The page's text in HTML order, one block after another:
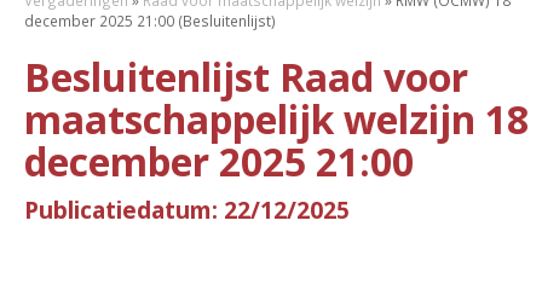
december 2025 21:00 (Besluitenlijst)
Besluitenlijst Raad voor
maatschappelijk welzijn 18
december 2025 21:00
Publicatiedatum: 22/12/2025